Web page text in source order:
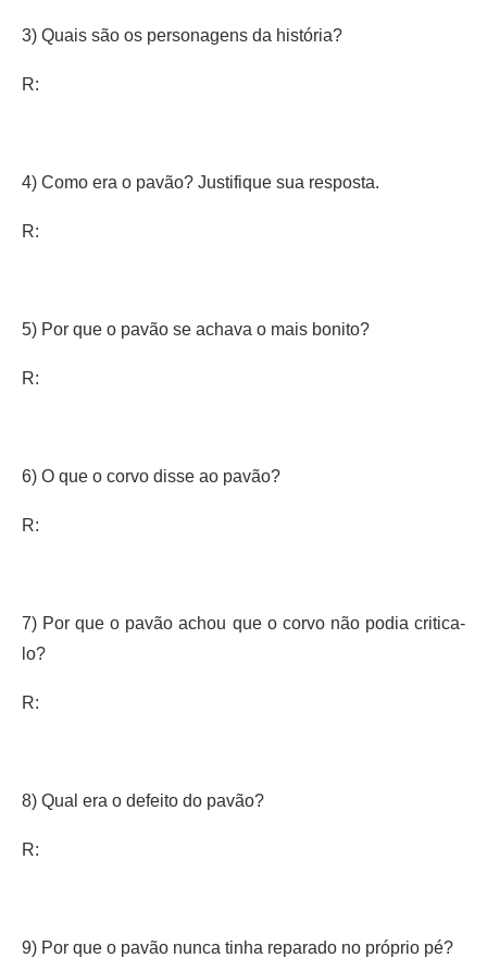
3) Quais são os personagens da história?
R:
4) Como era o pavão? Justifique sua resposta.
R:
5) Por que o pavão se achava o mais bonito?
R:
6) O que o corvo disse ao pavão?
R:
7) Por que o pavão achou que o corvo não podia critica-
lo?
R:
8) Qual era o defeito do pavão?
R:
9) Por que o pavão nunca tinha reparado no próprio pé?